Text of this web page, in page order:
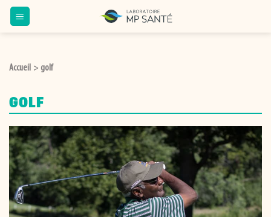
Passer
au
Accueil > golf
GOLF